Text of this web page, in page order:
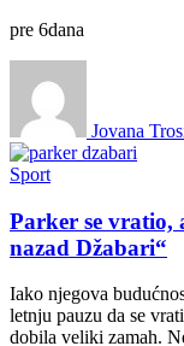
pre 6dana
Jovana
Sport
Parker se vratio,
nazad Džabari“
Iako njegova
letnju pauzu da se
dobila veliki zamah.